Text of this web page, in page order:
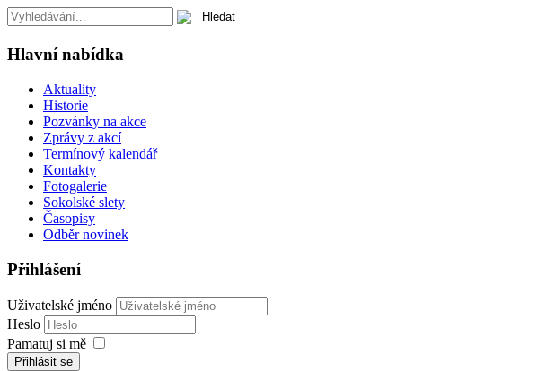
Hlavní nabídka
Aktuality
Historie
Pozvánky na akce
Zprávy z akcí
Termínový kalendář
Kontakty
Fotogalerie
Sokolské slety
Časopisy
Odběr novinek
Přihlášení
Uživatelské jméno
Heslo
Pamatuj si mě
Přihlásit se